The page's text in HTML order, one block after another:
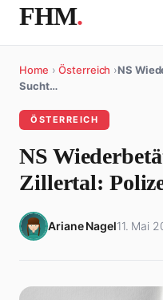
FHM.
Home › Österreich ›NS
Sucht…
ÖSTERREICH
NS
Zillertal:
Ariane Nagel11. Mai